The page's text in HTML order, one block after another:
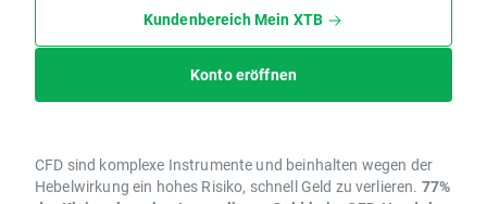
Kundenbereich Mein XTB
Konto eröffnen
CFD sind komplexe Instrumente und beinhalten wegen der
Hebelwirkung ein hohes Risiko, schnell Geld zu verlieren. 77%